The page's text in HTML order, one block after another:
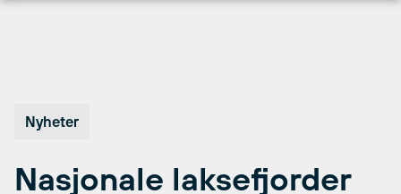
Nyheter
Nasjonale laksefjorder